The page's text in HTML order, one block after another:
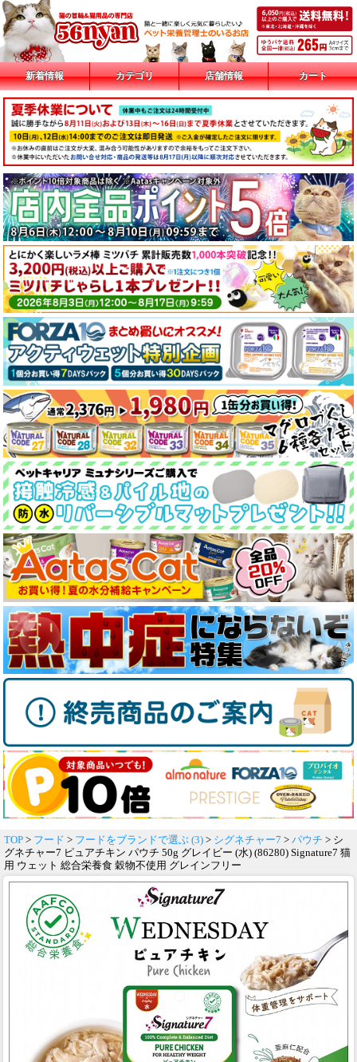
新着情報 カテゴリ 店舗情報 カート
TOP > フード > フードをブランドで選ぶ (3) > シグネチャー7 > パウチ > シ
グネチャー7 ピュアチキン パウチ 50g グレイビー (水) (86280) Signature7 猫
用 ウェット 総合栄養食 穀物不使用 グレインフリー